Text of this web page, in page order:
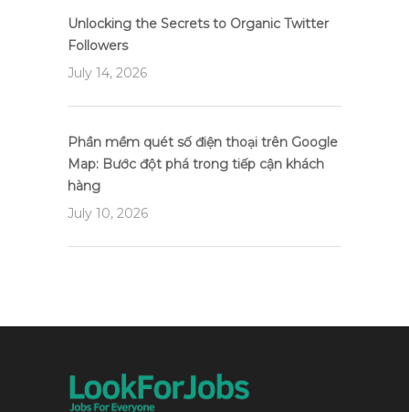
Unlocking the Secrets to Organic Twitter
Followers
July 14, 2026
Phần mềm quét số điện thoại trên Google
Map: Bước đột phá trong tiếp cận khách
hàng
July 10, 2026